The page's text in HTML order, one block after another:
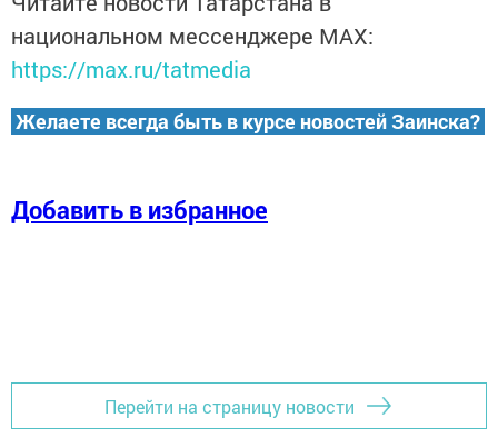
национальном мессенджере MАХ:
https://max.ru/tatmedia
Желаете всегда быть в курсе новостей Заинска?
Добавить в избранное
Перейти на страницу новости